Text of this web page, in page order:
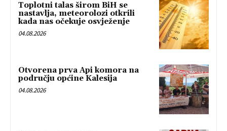
Toplotni talas širom BiH se
nastavlja, meteorolozi otkrili
kada nas očekuje osvježenje
04.08.2026
Otvorena prva Api komora na
području općine Kalesija
04.08.2026